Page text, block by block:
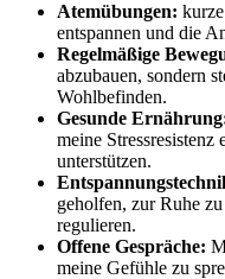
Atemübungen:
entspannen und die
Regelmäßige‍
abzubauen, ⁣sondern
Wohlbefinden.
Gesunde
meine
unterstützen.
geholfen, zur Ruhe
⁤regulieren.
Offene ⁢Gespräche:
meine⁢ Gefühle zu